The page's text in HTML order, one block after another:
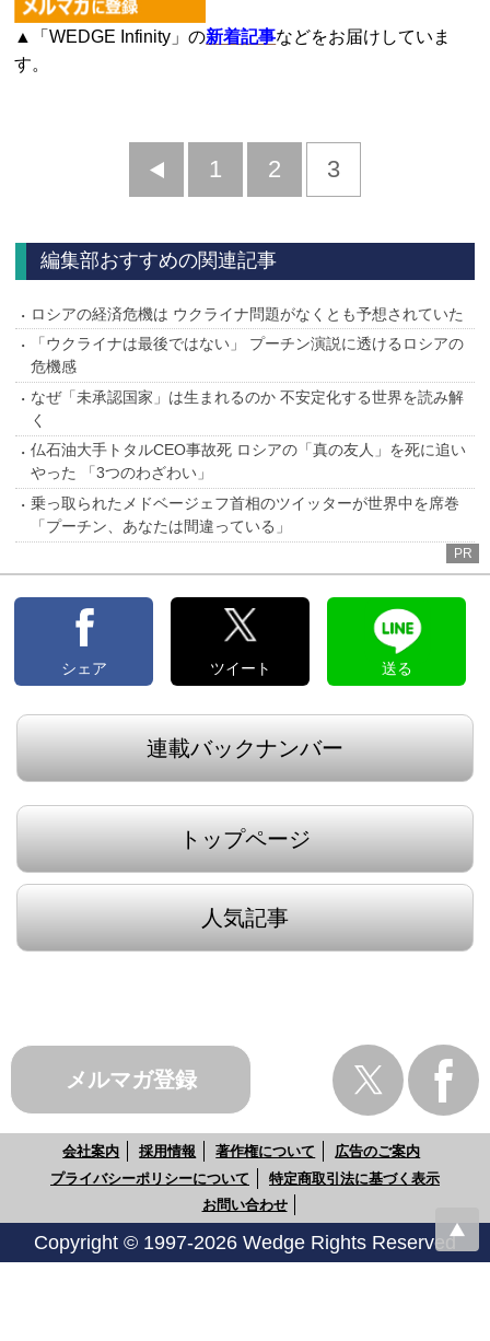
▲「WEDGE Infinity」の新着記事などをお届けしていま
す。
前
1 2 3
編集部おすすめの関連記事
ロシアの経済危機は ウクライナ問題がなくとも予想されていた
「ウクライナは最後ではない」 プーチン演説に透けるロシアの
危機感
なぜ「未承認国家」は生まれるのか 不安定化する世界を読み解
く
仏石油大手トタルCEO事故死 ロシアの「真の友人」を死に追い
やった 「3つのわざわい」
乗っ取られたメドベージェフ首相のツイッターが世界中を席巻
「プーチン、あなたは間違っている」
PR
シェア ツイート 送る
連載バックナンバー
トップページ
人気記事
メルマガ登録
会社案内 採用情報 著作権について
広告のご案内
プライバシーポリシーについて
特定商取引法に基づく表示
お問い合わせ
Copyright © 1997-2026 Wedge Rights Reserved